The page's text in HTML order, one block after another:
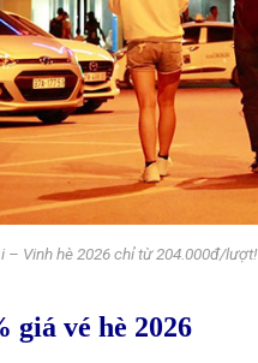
– Vinh hè 2026 chỉ từ 204.000đ/lượt!
giá vé hè 2026